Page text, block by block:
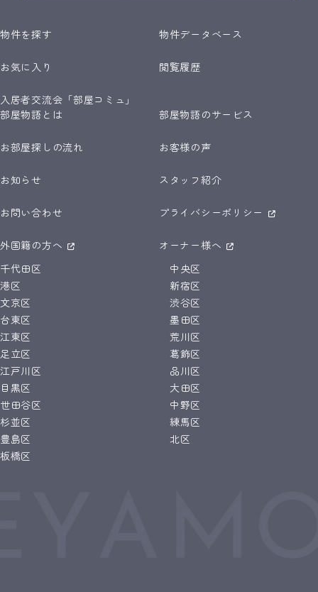
物件を探す 物件データベース
お気に入り 閲覧履歴
入居者交流会「部屋コミュ」
部屋物語とは
部屋物語のサービス
お部屋探しの流れ お客様の声
お知らせ スタッフ紹介
お問い合わせ プライバシーポリシー
外国籍の方へ
オーナー様へ
千代田区
中央区
港区
新宿区
文京区
渋谷区
台東区
墨田区
江東区
荒川区
足立区
葛飾区
江戸川区
品川区
目黒区
大田区
世田谷区
中野区
杉並区
練馬区
豊島区
北区
板橋区